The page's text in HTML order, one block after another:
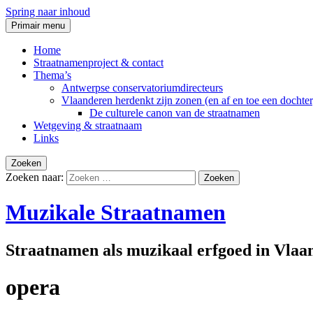
Spring naar inhoud
Primair menu
Home
Straatnamenproject & contact
Thema’s
Antwerpse conservatoriumdirecteurs
Vlaanderen herdenkt zijn zonen (en af en toe een
De culturele canon van de straatnamen
Wetgeving & straatnaam
Links
Zoeken
Zoeken naar:
Muzikale Straatnamen
Straatnamen als muzikaal erfgoed in
opera